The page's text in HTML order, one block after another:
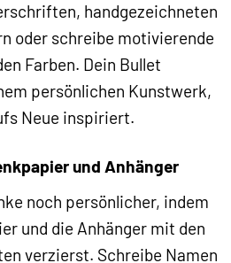
handgezeichneten
oder schreibe motivierende
Farben. Dein Bullet
persönlichen Kunstwerk,
Neue inspiriert.
und Anhänger
noch persönlicher, indem
und die Anhänger mit den
verzierst. Schreibe Namen